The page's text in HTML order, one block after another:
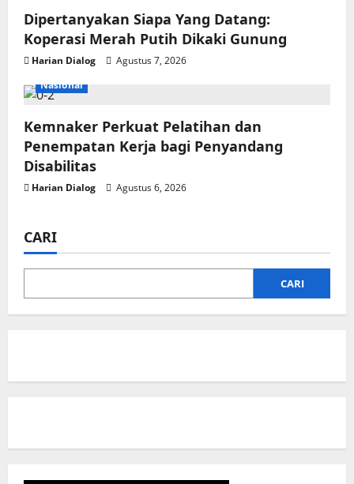
Dipertanyakan Siapa Yang Datang:
Koperasi Merah Putih Dikaki Gunung
Harian Dialog
Agustus 7, 2026
Nasional
Kemnaker Perkuat Pelatihan dan
Penempatan Kerja bagi Penyandang
Disabilitas
Harian Dialog Agustus 6, 2026
CARI
CARI